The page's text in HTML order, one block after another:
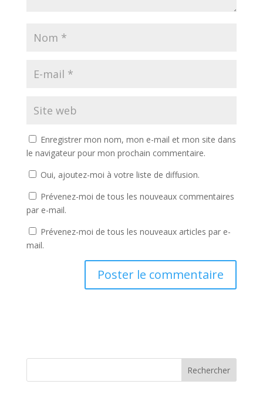
Enregistrer mon nom, mon e-mail et mon site dans
le navigateur pour mon prochain commentaire.
Oui, ajoutez-moi à votre liste de diffusion.
Prévenez-moi de tous les nouveaux commentaires
par e-mail.
Prévenez-moi de tous les nouveaux articles par e-
mail.
Rechercher